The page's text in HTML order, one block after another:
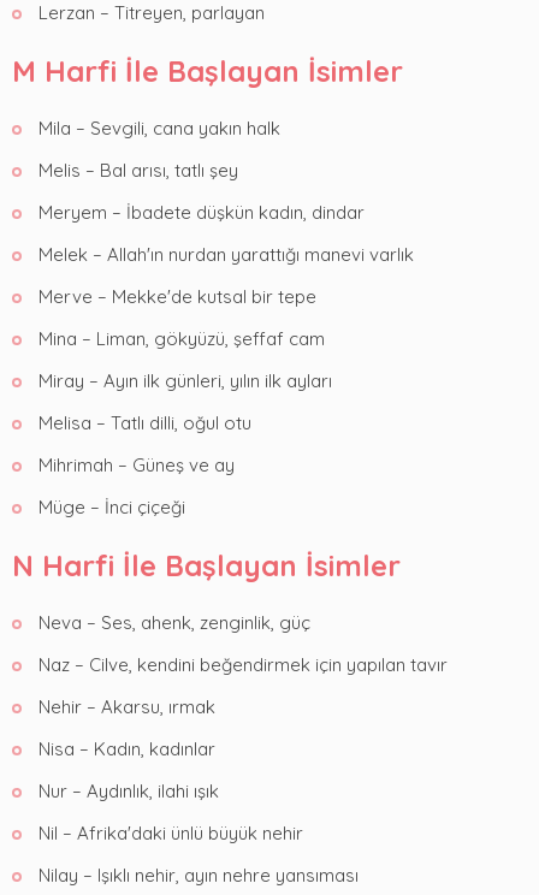
Lerzan – Titreyen, parlayan
M Harfi İle Başlayan İsimler
Mila – Sevgili, cana yakın halk
Melis – Bal arısı, tatlı şey
Meryem – İbadete düşkün kadın, dindar
Melek – Allah'ın nurdan yarattığı manevi varlık
Merve – Mekke'de kutsal bir tepe
Mina – Liman, gökyüzü, şeffaf cam
Miray – Ayın ilk günleri, yılın ilk ayları
Melisa – Tatlı dilli, oğul otu
Mihrimah – Güneş ve ay
Müge – İnci çiçeği
N Harfi İle Başlayan İsimler
Neva – Ses, ahenk, zenginlik, güç
Naz – Cilve, kendini beğendirmek için yapılan tavır
Nehir – Akarsu, ırmak
Nisa – Kadın, kadınlar
Nur – Aydınlık, ilahi ışık
Nil – Afrika'daki ünlü büyük nehir
Nilay – Işıklı nehir, ayın nehre yansıması